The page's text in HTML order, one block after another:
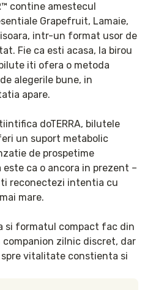
contine amestecul
Grapefruit, Lamaie,
intr-un format usor de
Fie ca esti acasa, la birou
iti ofera o metoda
alegerile bune, in
apare.
doTERRA, bilutele
un suport metabolic
de prospetime
ca o ancora in prezent –
reconectezi intentia cu
mare.
si formatul compact fac din
companion zilnic discret, dar
vitalitate constienta si